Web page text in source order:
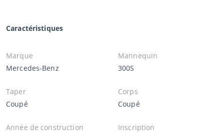
Caractéristiques
Marque
Mercedes-Benz
Mannequin
300S
Taper
Coupé
Corps
Coupé
Année de construction
Inscription